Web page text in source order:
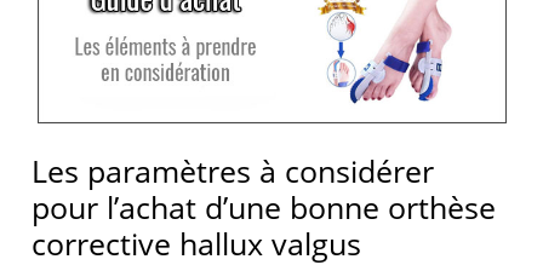
Les paramètres à considérer
pour l’achat d’une bonne orthèse
corrective hallux valgus